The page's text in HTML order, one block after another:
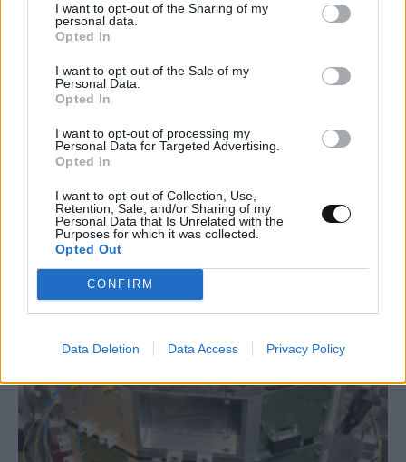
I want to opt-out of the Sharing of my
personal data.
Opted In
I want to opt-out of the Sale of my
Personal Data.
Opted In
I want to opt-out of processing my
Personal Data for Targeted Advertising.
Opted In
I want to opt-out of Collection, Use,
Retention, Sale, and/or Sharing of my
Personal Data that Is Unrelated with the
Purposes for which it was collected.
Opted Out
CONFIRM
Data Deletion Data Access Privacy Policy
Το Google Assistant αποσύρεται από τα
Android τηλέφωνα τον Σεπτέμβριο
ΤΕΧΝΟΛΟΓΊΑ 13:00, 07/08/2026